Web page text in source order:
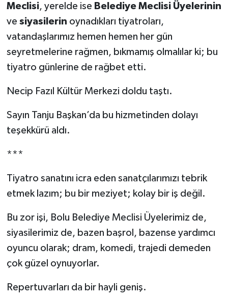
Meclisi, yerelde ise Belediye Meclisi Üyelerinin
ve siyasilerin oynadıkları tiyatroları,
vatandaşlarımız hemen hemen her gün
seyretmelerine rağmen, bıkmamış olmalılar ki; bu
tiyatro günlerine de rağbet etti.
Necip Fazıl Kültür Merkezi doldu taştı.
Sayın Tanju Başkan’da bu hizmetinden dolayı
teşekkürü aldı.
***
Tiyatro sanatını icra eden sanatçılarımızı tebrik
etmek lazım; bu bir meziyet; kolay bir iş değil.
Bu zor işi, Bolu Belediye Meclisi Üyelerimiz de,
siyasilerimiz de, bazen başrol, bazense yardımcı
oyuncu olarak; dram, komedi, trajedi demeden
çok güzel oynuyorlar.
Repertuvarları da bir hayli geniş.